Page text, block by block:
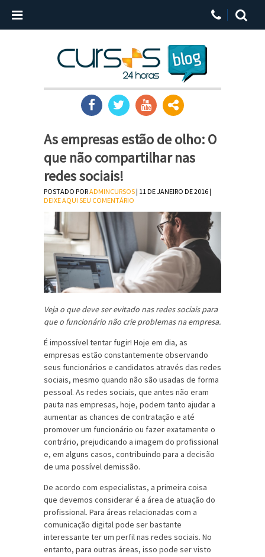
As empresas estão de olho: O
que não compartilhar nas
redes sociais!
POSTADO PORADMINCURSOS| 11 DE JANEIRO DE 2016 |
DEIXE AQUI SEU COMENTÁRIO
Veja o que deve ser evitado nas redes sociais para
que o funcionário não crie problemas na empresa.
É impossível tentar fugir! Hoje em dia, as
empresas estão constantemente observando
seus funcionários e candidatos através das redes
sociais, mesmo quando não são usadas de forma
pessoal. As redes sociais, que antes não eram
pauta nas empresas, hoje, podem tanto ajudar a
aumentar as chances de contratação e até
promover um funcionário ou fazer exatamente o
contrário, prejudicando a imagem do profissional
e, em alguns casos, contribuindo para a decisão
de uma possível demissão.
De acordo com especialistas, a primeira coisa
que devemos considerar é a área de atuação do
profissional. Para áreas relacionadas com a
comunicação digital pode ser bastante
interessante ter um perfil nas redes sociais. No
entanto, para outras áreas, isso pode ser visto